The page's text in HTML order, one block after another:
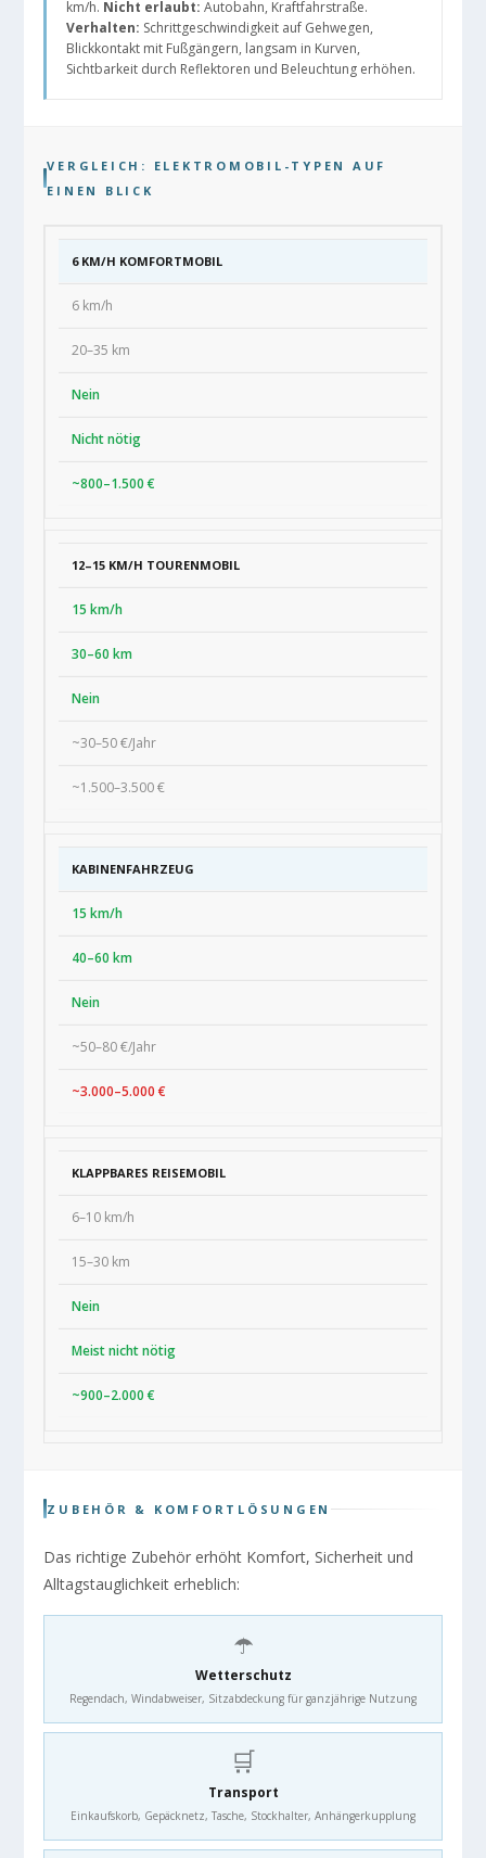
km/h. Nicht erlaubt: Autobahn, Kraftfahrstraße.
Verhalten: Schrittgeschwindigkeit auf Gehwegen,
Blickkontakt mit Fußgängern, langsam in Kurven,
Sichtbarkeit durch Reflektoren und Beleuchtung erhöhen.
VERGLEICH: ELEKTROMOBIL-TYPEN AUF
EINEN BLICK
6 KM/H KOMFORTMOBIL
6 km/h
20–35 km
Nein
Nicht nötig
~800–1.500 €
12–15 KM/H TOURENMOBIL
15 km/h
30–60 km
Nein
~30–50 €/Jahr
~1.500–3.500 €
KABINENFAHRZEUG
15 km/h
40–60 km
Nein
~50–80 €/Jahr
~3.000–5.000 €
KLAPPBARES REISEMOBIL
6–10 km/h
15–30 km
Nein
Meist nicht nötig
~900–2.000 €
ZUBEHÖR & KOMFORTLÖSUNGEN
Das richtige Zubehör erhöht Komfort, Sicherheit und
Alltagstauglichkeit erheblich:
☂️
Wetterschutz
Regendach, Windabweiser, Sitzabdeckung für ganzjährige Nutzung
🛒
Transport
Einkaufskorb, Gepäcknetz, Tasche, Stockhalter, Anhängerkupplung